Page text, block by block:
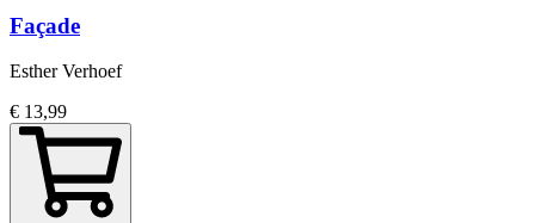
Façade
Esther Verhoef
€ 13,99